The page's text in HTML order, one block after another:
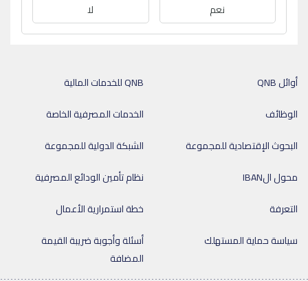
نعم لا
QNB للخدمات المالية
أوائل QNB
الخدمات المصرفية الخاصة
الوظائف
الشبكة الدولية للمجموعة
البحوث الإقتصادية للمجموعة
نظام تأمين الودائع المصرفية
محول الIBAN
خطة استمرارية الأعمال
التعرفة
أسئلة وأجوبة ضريبة القيمة
المضافة
سياسة حماية المستهلك